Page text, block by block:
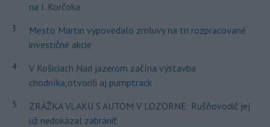
na I. Korčoka
3
Mesto Martin vypovedalo zmluvy na tri rozpracované
investičné akcie
4
V Košiciach Nad jazerom začína výstavba
chodníka,otvorili aj pumptrack
5
ZRÁŽKA VLAKU S AUTOM V LOZORNE: Rušňovodič jej
už nedokázal zabrániť